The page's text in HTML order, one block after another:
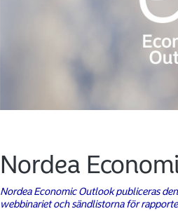
Nordea
Nordea Economic Outlook publiceras
webbinariet och sändlistorna för